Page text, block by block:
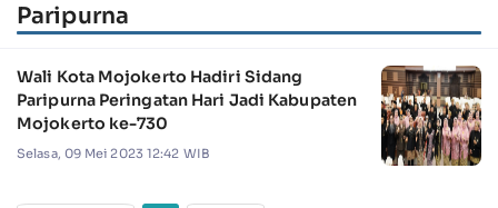
Paripurna
Wali Kota Mojokerto Hadiri Sidang
Paripurna Peringatan Hari Jadi Kabupaten
Mojokerto ke-730
Selasa, 09 Mei 2023 12:42 WIB